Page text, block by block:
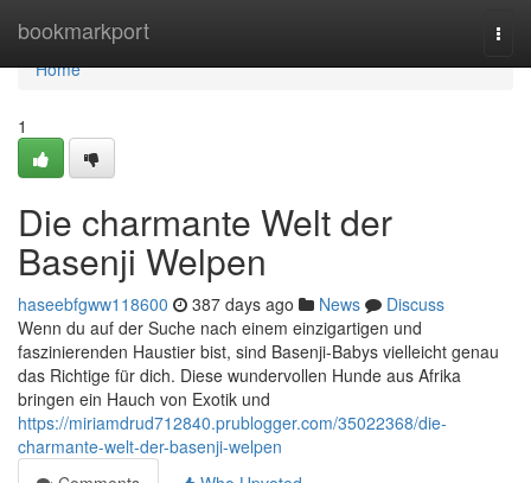
bookmarkport
Home
Home
1
Die charmante Welt der
Basenji Welpen
haseebfgww118600 387 days ago News
Discuss
Wenn du auf der Suche nach einem einzigartigen und
faszinierenden Haustier bist, sind Basenji-Babys vielleicht genau
das Richtige für dich. Diese wundervollen Hunde aus Afrika
bringen ein Hauch von Exotik und
https://miriamdrud712840.prublogger.com/35022368/die-
charmante-welt-der-basenji-welpen